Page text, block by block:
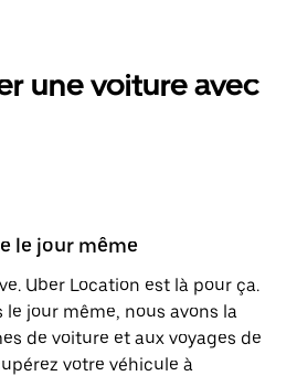
une voiture avec
le jour même
Uber Location est là pour ça.
le jour même, nous avons la
de voiture et aux voyages de
votre véhicule à